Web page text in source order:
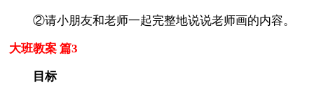
②请小朋友和老师一起完整地说说老师画的内容。
大班教案 篇3
目标